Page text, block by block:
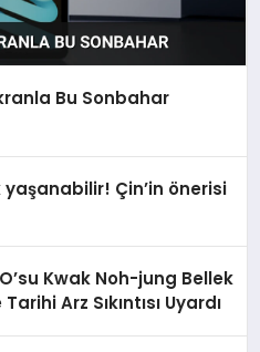
Bu Sonbahar
yaşanabilir! Çin’in önerisi
Kwak Noh-jung Bellek
Arz Sıkıntısı Uyardı